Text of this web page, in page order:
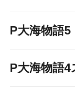
P大海物語5
P大海物語